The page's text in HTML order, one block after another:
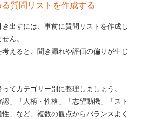
質問リストを作成する
出すには、事前に質問リストを作成し
ん。
えると、聞き漏れや評価の偏りが生じ
てカテゴリー別に整理しましょう。
」「人柄・性格」「志望動機」「スト
」など、複数の観点からバランスよく